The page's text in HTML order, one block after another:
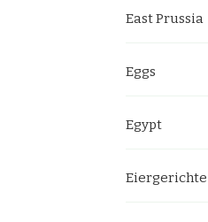
East Prussia
Eggs
Egypt
Eiergerichte